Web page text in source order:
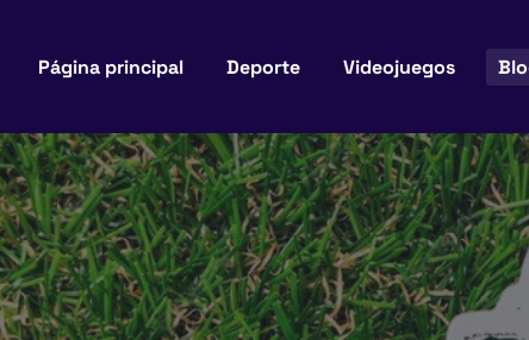
Página principal Deporte Videojuegos